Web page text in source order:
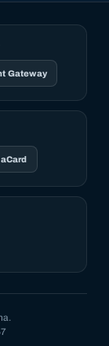
Gateway